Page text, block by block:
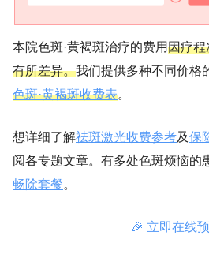
本院色斑·黄褐斑治疗的费用因疗程
有所差异。我们提供多种不同价格
色斑·黄褐斑收费表。
想详细了解祛斑激光收费参考及保
阅各专题文章。有多处色斑烦恼的
畅除套餐。
🎉 立即在线